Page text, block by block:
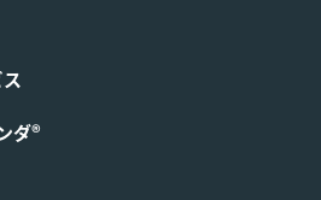
客様へはコース開始予定日1週間
ます。なお、すでにコースの代金
されたコースの代金をお客様に返
ダ®